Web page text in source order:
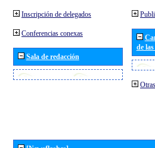
Inscripción de delegados
Conferencias conexas
Sala de redacción
de